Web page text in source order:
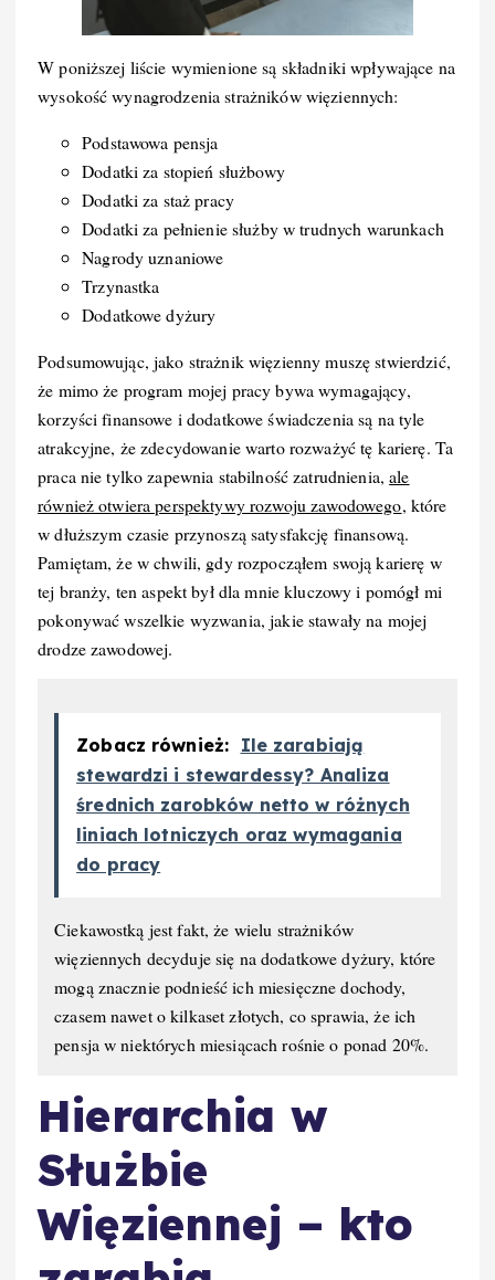
W poniższej liście wymienione są składniki wpływające na
wysokość wynagrodzenia strażników więziennych:
Podstawowa pensja
Dodatki za stopień służbowy
Dodatki za staż pracy
Dodatki za pełnienie służby w trudnych warunkach
Nagrody uznaniowe
Trzynastka
Dodatkowe dyżury
Podsumowując, jako strażnik więzienny muszę stwierdzić,
że mimo że program mojej pracy bywa wymagający,
korzyści finansowe i dodatkowe świadczenia są na tyle
atrakcyjne, że zdecydowanie warto rozważyć tę karierę. Ta
praca nie tylko zapewnia stabilność zatrudnienia,ale
również otwiera perspektywy rozwoju zawodowego, które
w dłuższym czasie przynoszą satysfakcję finansową.
Pamiętam, że w chwili, gdy rozpocząłem swoją karierę w
tej branży, ten aspekt był dla mnie kluczowy i pomógł mi
pokonywać wszelkie wyzwania, jakie stawały na mojej
drodze zawodowej.
Zobacz również: Ile zarabiają
stewardzi i stewardessy? Analiza
średnich zarobków netto w różnych
liniach lotniczych oraz wymagania
do pracy
Ciekawostką jest fakt, że wielu strażników
więziennych decyduje się na dodatkowe dyżury, które
mogą znacznie podnieść ich miesięczne dochody,
czasem nawet o kilkaset złotych, co sprawia, że ich
pensja w niektórych miesiącach rośnie o ponad 20%.
Hierarchia w
Służbie
Więziennej – kto